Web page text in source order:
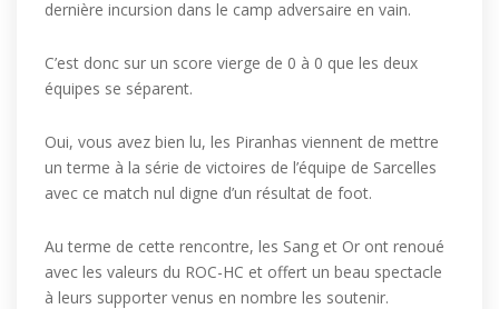
dernière incursion dans le camp adversaire en vain.
C’est donc sur un score vierge de 0 à 0 que les deux
équipes se séparent.
Oui, vous avez bien lu, les Piranhas viennent de mettre
un terme à la série de victoires de l’équipe de Sarcelles
avec ce match nul digne d’un résultat de foot.
Au terme de cette rencontre, les Sang et Or ont renoué
avec les valeurs du ROC-HC et offert un beau spectacle
à leurs supporter venus en nombre les soutenir.